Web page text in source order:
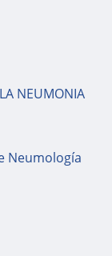
NEUMONIA
Neumología